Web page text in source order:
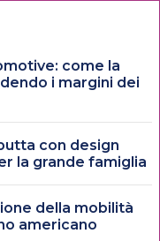
come la
i margini dei
con design
la grande famiglia
della mobilità
americano